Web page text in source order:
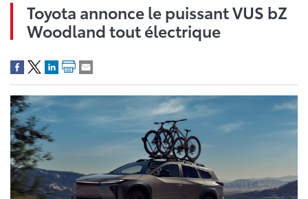
Toyota annonce le puissant VUS bZ
Woodland tout électrique